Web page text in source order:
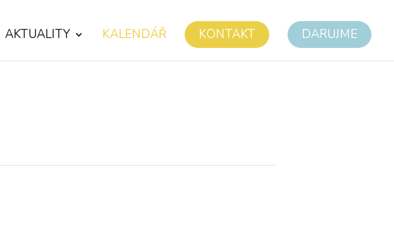
AKTUALITY KALENDÁŘ KONTAKT DARUJME